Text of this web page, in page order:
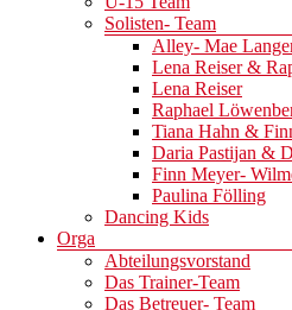
Solisten- Team
Alley- Mae
Lena Reiser &
Lena Reiser
Raphael
Tiana Hahn &
Daria Pastijan &
Finn Meyer-
Paulina Fölling
Dancing Kids
Orga
Abteilungsvorstand
Das Trainer-Team
Das Betreuer- Team